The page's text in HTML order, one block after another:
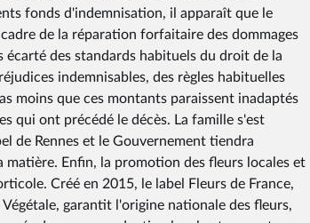
fonds d'indemnisation, il apparaît que le
de la réparation forfaitaire des dommages
des standards habituels du droit de la
indemnisables, des règles habituelles
moins que ces montants paraissent inadaptés
qui ont précédé le décès. La famille s'est
de Rennes et le Gouvernement tiendra
Enfin, la promotion des fleurs locales et
Créé en 2015, le label Fleurs de France,
garantit l'origine nationale des fleurs,